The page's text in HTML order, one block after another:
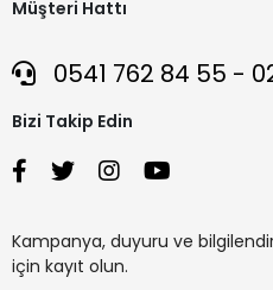
Müşteri Hattı
0541 762 84 55 -
Bizi Takip Edin
Kampanya, duyuru ve
için kayıt olun.